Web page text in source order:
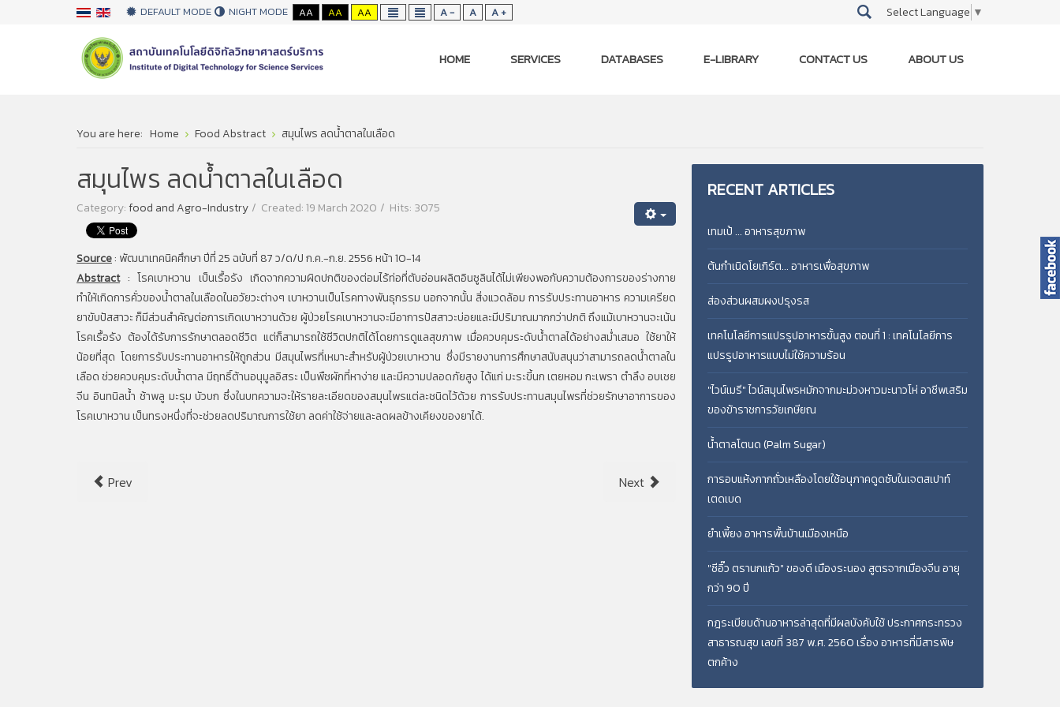
DEFAULT MODE NIGHT MODE AA AA AA A - A A + Select Language ▼
HOME SERVICES DATABASES E-LIBRARY CONTACT US ABOUT US
You are here: Home Food Abstract สมุนไพร ลดน้ำตาลในเลือด
สมุนไพร ลดน้ำตาลในเลือด
Category:food and Agro-Industry Created: 19 March 2020 Hits: 3075
Source: พัฒนาเทคนิคศึกษา ปีที่ 25 ฉบับที่ 87 ว/ด/ป ก.ค.-ก.ย. 2556 หน้า 10-14
Abstract: โรคเบาหวาน เป็นเรื้อรัง เกิดจากความผิดปกติของต่อมไร้ท่อที่ตับอ่อนผลิตอินซูลินได้ไม่เพียงพอกับความต้องการของร่างกาย
ทำให้เกิดการคั่วของน้ำตาลในเลือดในอวัยวะต่างๆ เบาหวานเป็นโรคทางพันธุกรรม นอกจากนั้น สิ่งแวดล้อม การรับประทานอาหาร ความเครียด
ยาขับปัสสาวะ ก็มีส่วนสำคัญต่อการเกิดเบาหวานด้วย ผู้ป่วยโรคเบาหวานจะมีอาการปัสสาวะบ่อยและมีปริมาณมากกว่าปกติ ถึงแม้เบาหวานจะเน้น
โรคเรื้อรัง ต้องได้รับการรักษาตลอดชีวิต แต่ก็สามารถใช้ชีวิตปกติได้โดยการดูแลสุขภาพ เมื่อควบคุมระดับน้ำตาลได้อย่างสม่ำเสมอ ใช้ยาให้
น้อยที่สุด โดยการรับประทานอาหารให้ถูกส่วน มีสมุนไพรที่เหมาะสำหรับผู้ป่วยเบาหวาน ซึ่งมีรายงานการศึกษาสนับสนุนว่าสามารถลดน้ำตาลใน
เลือด ช่วยควบคุมระดับน้ำตาล มีฤทธิ์ต้านอนุมูลอิสระ เป็นพืชผักที่หาง่าย และมีความปลอดภัยสูง ได้แก่ มะระขี้นก เตยหอม กะเพรา ตำลึง อบเชย
จีน อินทนิลน้ำ ช้าพลู มะรุม บัวบก ซึ่งในบทความจะให้รายละเอียดของสมุนไพรแต่ละชนิดไว้ด้วย การรับประทานสมุนไพรที่ช่วยรักษาอาการของ
โรคเบาหวาน เป็นทรงหนึ่งที่จะช่วยลดปริมาณการใช้ยา ลดค่าใช้จ่ายและลดผลข้างเคียงของยาได้.
Prev Next
RECENT ARTICLES
เทมเป้ ... อาหารสุขภาพ
ต้นกำเนิดโยเกิร์ต... อาหารเพื่อสุขภาพ
ส่องส่วนผสมผงปรุงรส
เทคโนโลยีการแปรรูปอาหารขั้นสูง ตอนที่ 1 : เทคโนโลยีการ
แปรรูปอาหารแบบไม่ใช้ความร้อน
"ไวน์เมรี" ไวน์สมุนไพรหมักจากมะม่วงหาวมะนาวโห่ อาชีพเสริม
ของข้าราชการวัยเกษียณ
น้ำตาลโตนด (Palm Sugar)
การอบแห้งกากถั่วเหลืองโดยใช้อนุภาคดูดซับในเจตสเปาท์
เตดเบด
ยำเพี้ยง อาหารพื้นบ้านเมืองเหนือ
"ซีอิ๊ว ตรานกแก้ว" ของดี เมืองระนอง สูตรจากเมืองจีน อายุ
กว่า 90 ปี
กฎระเบียบด้านอาหารล่าสุดที่มีผลบังคับใช้ ประกาศกระทรวง
สาธารณสุข เลขที่ 387 พ.ศ. 2560 เรื่อง อาหารที่มีสารพิษ
ตกค้าง